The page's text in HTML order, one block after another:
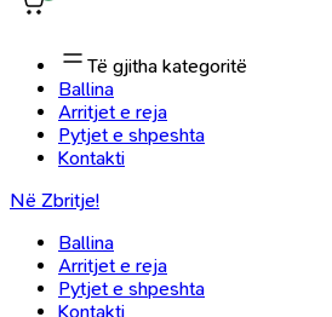
Të gjitha kategoritë
Ballina
Arritjet e reja
Pytjet e shpeshta
Kontakti
Në Zbritje!
Ballina
Arritjet e reja
Pytjet e shpeshta
Kontakti